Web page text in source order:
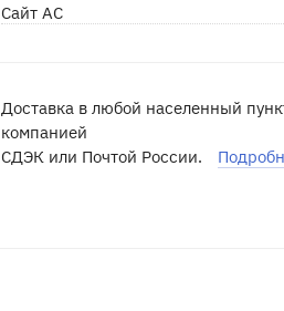
Сайт АС
Доставка в любой населенный
компанией
СДЭК или Почтой России.